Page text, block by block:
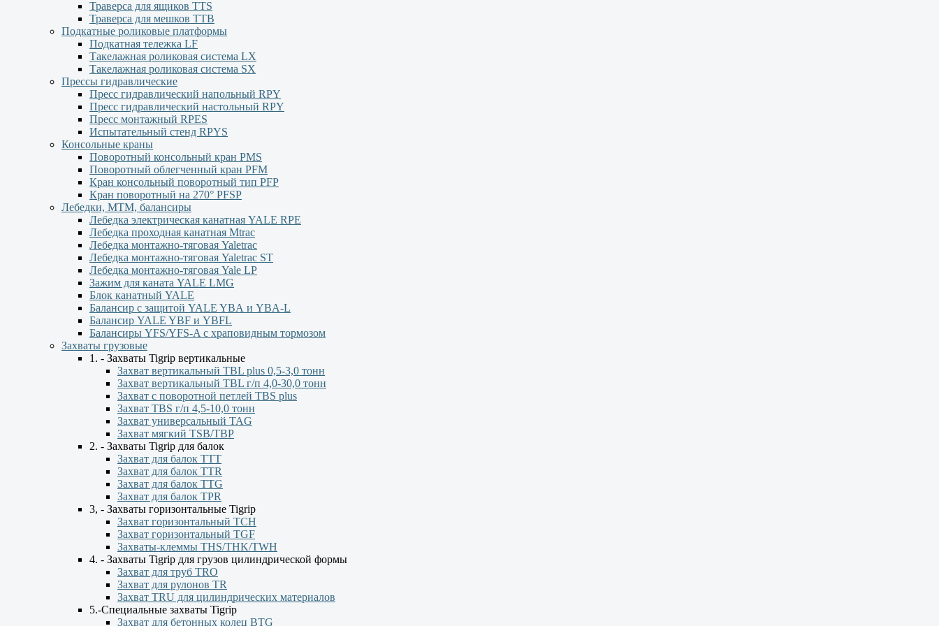
Траверса для ящиков ТТS
Траверса для мешков ТТВ
Подкатные роликовые платформы
Подкатная тележка LF
Такелажная роликовая система LX
Такелажная роликовая система SX
Прессы гидравлические
Пресс гидравлический напольный RPY
Пресс гидравлический настольный RPY
Пресс монтажный RPES
Испытательный стенд RPYS
Консольные краны
Поворотный консольный кран PMS
Поворотный облегченный кран PFM
Кран консольный поворотный тип PFP
Кран поворотный на 270° PFSP
Лебедки, МТМ, балансиры
Лебедка электрическая канатная YALE RPE
Лебедка проходная канатная Mtrac
Лебедка монтажно-тяговая Yaletrac
Лебедка монтажно-тяговая Yaletrac ST
Лебедка монтажно-тяговая Yale LP
Зажим для каната YALE LMG
Блок канатный YALE
Балансир с защитой YALE YBА и YBА-L
Балансир YALE YBF и YBFL
Балансиры YFS/YFS-A с храповидным тормозом
Захваты грузовые
1. - Захваты Tigrip вертикальные
Захват вертикальный TBL plus 0,5-3,0 тонн
Захват вертикальный TBL г/п 4,0-30,0 тонн
Захват с поворотной петлей TBS plus
Захват TBS г/п 4,5-10,0 тонн
Захват универсальный TAG
Захват мягкий TSB/TBP
2. - Захваты Tigrip для балок
Захват для балок ТТТ
Захват для балок TTR
Захват для балок TTG
Захват для балок TPR
3, - Захваты горизонтальные Tigrip
Захват горизонтальный ТСН
Захват горизонтальный ТGF
Захваты-клеммы THS/THK/TWH
4. - Захваты Tigrip для грузов цилиндрической формы
Захват для труб TRO
Захват для рулонов TR
Захват TRU для цилиндрических материалов
5.-Специальные захваты Tigrip
Захват для бетонных колец BTG